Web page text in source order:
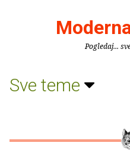
Pogledaj...
Sve teme